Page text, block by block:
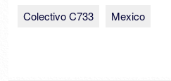
Colectivo C733 Mexico